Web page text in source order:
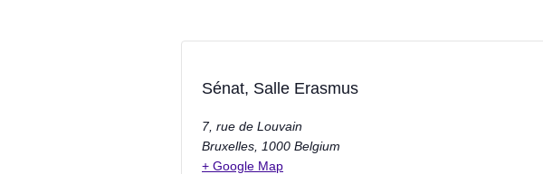
Sénat, Salle Erasmus
7, rue de Louvain
Bruxelles
1000 Belgium
+ Google Map